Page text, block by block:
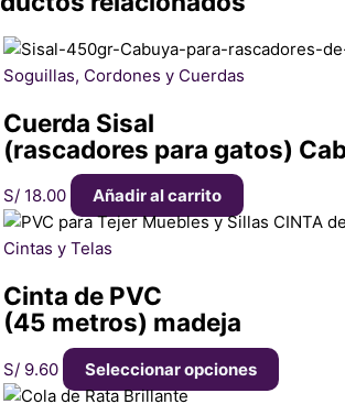
Soguillas, Cordones y Cuerdas
Cuerda Sisal
(rascadores para gatos)
S/ 18.00 Añadir al carrito
Cintas y Telas
Cinta de PVC
(45 metros) madeja
S/ 9.60 Seleccionar opciones